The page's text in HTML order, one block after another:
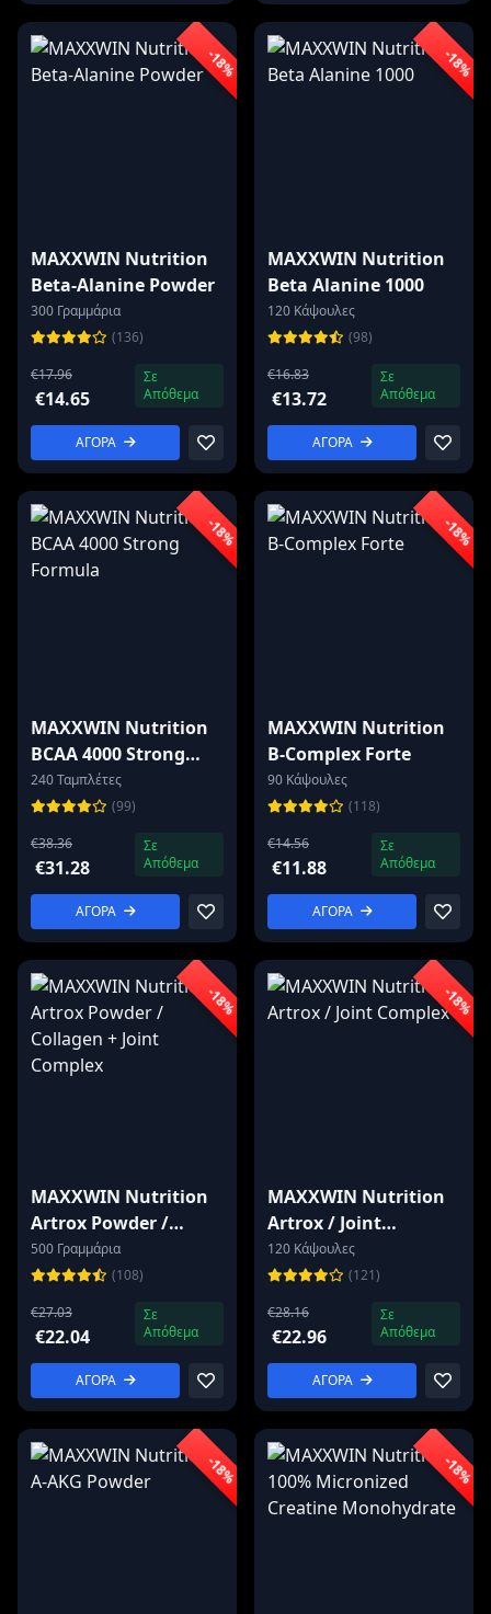
-18%
MAXXWIN Nutrition
Beta-Alanine Powder
300 Γραμμάρια
(136)
€17.96
€14.65
Σε
Απόθεμα
ΑΓΟΡΑ
-18%
MAXXWIN Nutrition
Beta Alanine 1000
120 Κάψουλες
(98)
€16.83
€13.72
Σε
Απόθεμα
ΑΓΟΡΑ
-18%
MAXXWIN Nutrition
BCAA 4000 Strong
Formula
240 Ταμπλέτες
(99)
€38.36
€31.28
Σε
Απόθεμα
ΑΓΟΡΑ
-18%
MAXXWIN Nutrition
B-Complex Forte
90 Κάψουλες
(118)
€14.56
€11.88
Σε
Απόθεμα
ΑΓΟΡΑ
-18%
MAXXWIN Nutrition
Artrox Powder /
Collagen + Joint
Complex
500 Γραμμάρια
(108)
€27.03
€22.04
Σε
Απόθεμα
ΑΓΟΡΑ
-18%
MAXXWIN Nutrition
Artrox / Joint
Complex
120 Κάψουλες
(121)
€28.16
€22.96
Σε
Απόθεμα
ΑΓΟΡΑ
-18% -18%